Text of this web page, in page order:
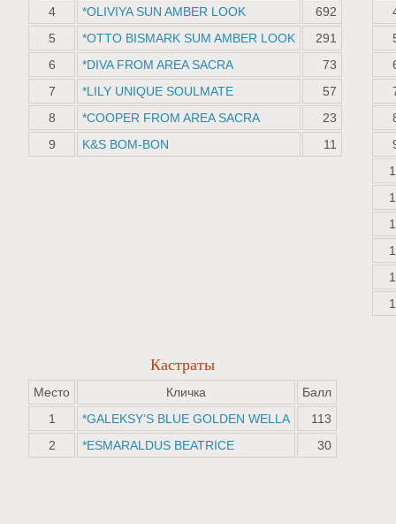
4
*OLIVIYA SUN AMBER LOOK
692
5
*OTTO BISMARK SUM AMBER LOOK
291
6
*DIVA FROM AREA SACRA
73
7
*LILY UNIQUE SOULMATE
57
8
*COOPER FROM AREA SACRA
23
9
K&S BOM-BON 11
Кастраты
Место Кличка
Балл
1
*GALEKSY’S BLUE GOLDEN WELLA
113
2
*ESMARALDUS BEATRICE 30